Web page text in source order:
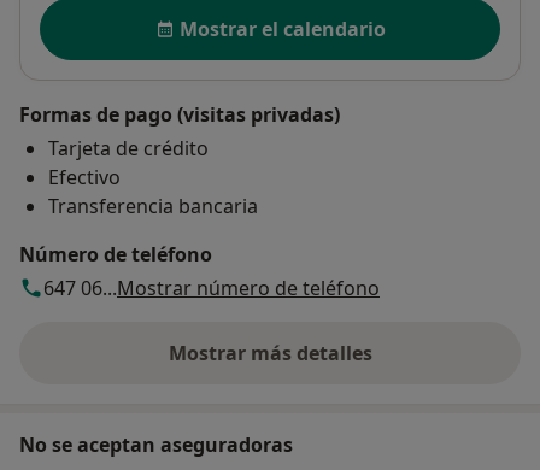
Disponibilidad
Mostrar el calendario
Formas de pago (visitas privadas)
Tarjeta de crédito
Efectivo
Transferencia bancaria
Número de teléfono
647 06...Mostrar número de teléfono
Mostrar más detalles
sobre la dirección
No se aceptan aseguradoras